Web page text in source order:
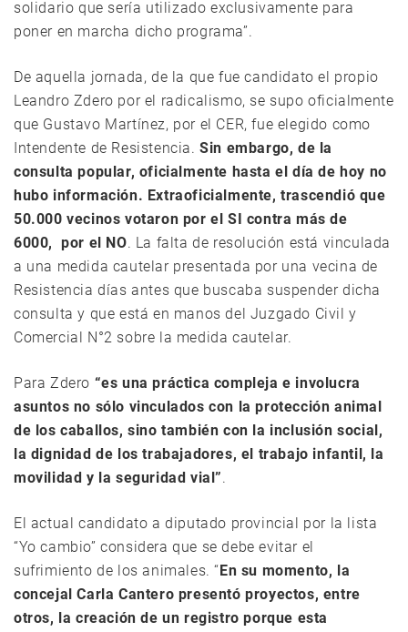
solidario que sería utilizado exclusivamente para
poner en marcha dicho programa”.
De aquella jornada, de la que fue candidato el propio
Leandro Zdero por el radicalismo, se supo oficialmente
que Gustavo Martínez, por el CER, fue elegido como
Intendente de Resistencia.Sin embargo, de la
consulta popular, oficialmente hasta el día de hoy no
hubo información. Extraoficialmente, trascendió que
50.000 vecinos votaron por el SI contra más de
6000, por el NO. La falta de resolución está vinculada
a una medida cautelar presentada por una vecina de
Resistencia días antes que buscaba suspender dicha
consulta y que está en manos del Juzgado Civil y
Comercial N°2 sobre la medida cautelar.
Para Zdero “es una práctica compleja e involucra
asuntos no sólo vinculados con la protección animal
de los caballos, sino también con la inclusión social,
la dignidad de los trabajadores, el trabajo infantil, la
movilidad y la seguridad vial”.
El actual candidato a diputado provincial por la lista
“Yo cambio” considera que se debe evitar el
sufrimiento de los animales. “ En su momento, la
concejal Carla Cantero presentó proyectos, entre
otros, la creación de un registro porque esta